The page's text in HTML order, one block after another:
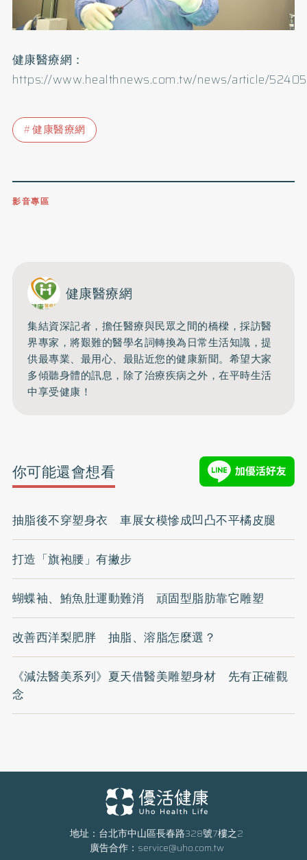
健康醫療網：
https://www.healthnews.com.tw/news/article/52405
健康醫療網
影音專區
健康醫療網
集結資深記者，擔任醫療與民眾之間的橋樑，採訪醫
界專家，將艱難的醫學名詞轉換為日常生活知識，提
供最專業、最用心、最貼近您的健康新聞。希望大家
多傾聽身體的訊息，除了治療疾病之外，在平時生活
中享受健康！
你可能還會想看
抽脂後不穿塑身衣 車展女模慘成凹凸不平橘皮腿
打造「旗袍腰」有撇步
蝴蝶袖、鮪魚肚運動難消 頑固型脂肪靠它雕塑
改善西洋梨肥胖 抽脂、溶脂怎麼選？
《減法醫美系列》夏天借醫美雕塑身材 先有正確觀
念
地址：台北市中山區長春路328號7樓之2
廣告合作： service@uho.com.tw